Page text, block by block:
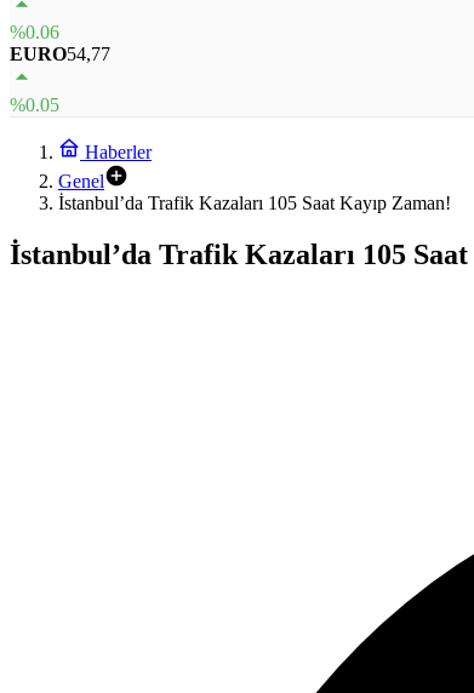
%0.06
EURO54,77
%0.05
Haberler
Genel
İstanbul’da Trafik Kazaları 105 Saat Kayıp Zaman!
İstanbul’da Trafik Kazaları 105